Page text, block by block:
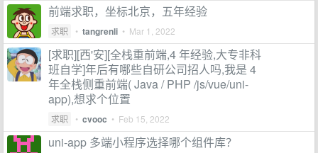
前端求职，坐标北京，五年经验
求职 • tangrenli • Mar 1, 2022
[求职][西'安][全栈重前端,4 年经验,大专非科
班自学]年后有哪些自研公司招人吗,我是 4
年全栈侧重前端( Java / PHP /js/vue/uni-
app),想求个位置
求职 • cvooc • Feb 15, 2022
uni-app 多端小程序选择哪个组件库？